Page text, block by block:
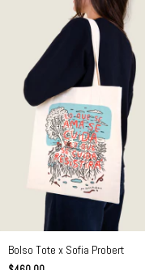
Bolso Tote x Sofia Probert